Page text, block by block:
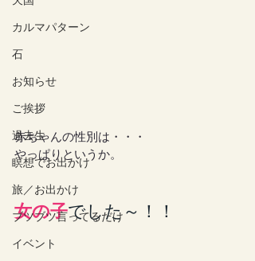
カルマパターン
石
お知らせ
ご挨拶
過去生
瞑想でお出かけ
旅／お出かけ
ブツブツ言ってるだけ
イベント
赤ちゃんの性別は・・・
やっぱりというか。
女の子でした～！！